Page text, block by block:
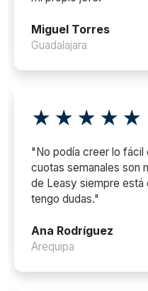
Miguel Torres
Guadalajara
★★★★★
"No podía creer lo fácil
cuotas semanales son
de Leasy siempre está
tengo dudas."
Ana Rodríguez
Arequipa